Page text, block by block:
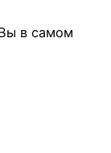
в самом